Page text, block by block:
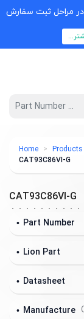
در مراحل ثبت سفارش
Home Products
CAT93C86VI-G
CAT93C86VI-G
Part Number
Lion Part
Datasheet
Manufacture